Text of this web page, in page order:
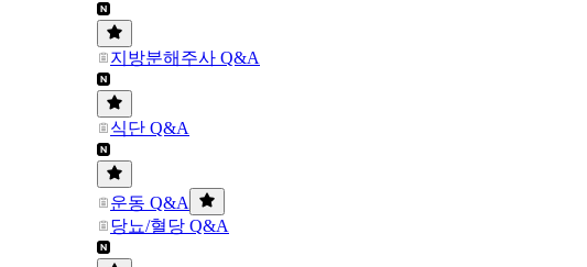
지방분해주사 Q&A
식단 Q&A
운동 Q&A
당뇨/혈당 Q&A